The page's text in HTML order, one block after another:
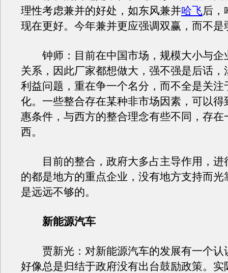
理性考虑兼并的好处，如东风兼并哈飞后，
现在更好。今年兼并更应强调双赢，而不是
钟师：目前在中国市场，规模大小与企
关系，因此厂家都想做大，强不强是后话，
利益问题，重在争一个名分，而不全是关注
化。一些整合存在某种非市场因素，可以得
惠条件，与西方的整合理念有些不同，存在
西。
目前的整合，政府大多占主导作用，进
的都是地方的重点企业，没有地方支持而光
是远远不够的。
新能源汽车
贾新光：对新能源汽车的发展有一个认
好像总是归结于政府没有出台鼓励政策。实